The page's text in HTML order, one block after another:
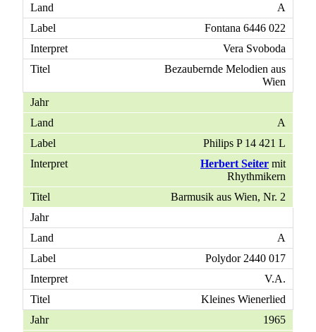
A
Fontana 6446 022
Vera Svoboda
Bezaubernde Melodien aus
Wien
A
Philips P 14 421 L
Herbert Seiter mit
Rhythmikern
Barmusik aus Wien, Nr. 2
A
Polydor 2440 017
V.A.
Kleines Wienerlied
1965